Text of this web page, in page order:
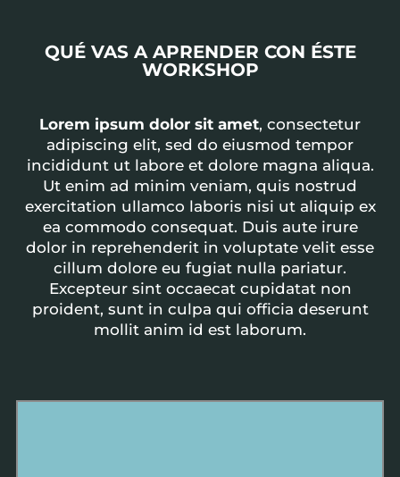
QUÉ VAS A APRENDER CON ÉSTE
WORKSHOP
Lorem ipsum dolor sit amet, consectetur
adipiscing elit, sed do eiusmod tempor
incididunt ut labore et dolore magna aliqua.
Ut enim ad minim veniam, quis nostrud
exercitation ullamco laboris nisi ut aliquip ex
ea commodo consequat. Duis aute irure
dolor in reprehenderit in voluptate velit esse
cillum dolore eu fugiat nulla pariatur.
Excepteur sint occaecat cupidatat non
proident, sunt in culpa qui officia deserunt
mollit anim id est laborum.